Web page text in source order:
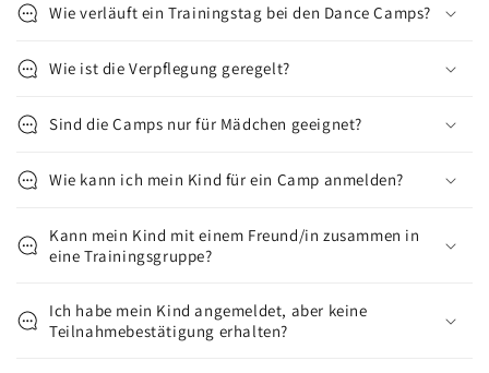
Wie verläuft ein Trainingstag bei den Dance Camps?
Wie ist die Verpflegung geregelt?
Sind die Camps nur für Mädchen geeignet?
Wie kann ich mein Kind für ein Camp anmelden?
Kann mein Kind mit einem Freund/in zusammen in
eine Trainingsgruppe?
Ich habe mein Kind angemeldet, aber keine
Teilnahmebestätigung erhalten?